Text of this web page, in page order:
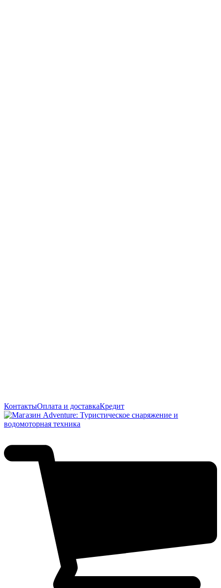
КонтактыОплата и доставкаКредит